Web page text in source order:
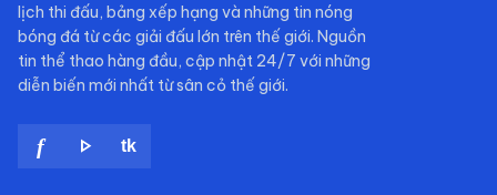
lịch thi đấu, bảng xếp hạng và những tin nóng
bóng đá từ các giải đấu lớn trên thế giới. Nguồn
tin thể thao hàng đầu, cập nhật 24/7 với những
diễn biến mới nhất từ sân cỏ thế giới.
f play_arrow tk